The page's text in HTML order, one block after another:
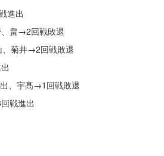
進出
戦敗退
菊井→2回戦敗退
→1回戦敗退
戦進出